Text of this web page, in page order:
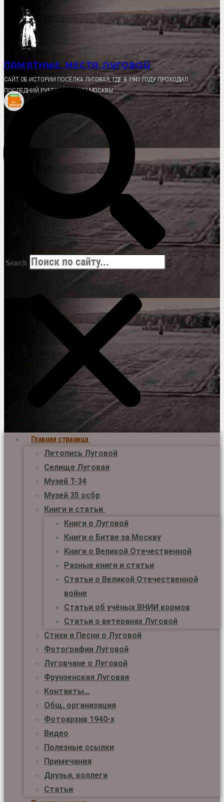
Перейти
содержимому
ПАМЯТНЫЕ МЕСТА ЛУГОВОЙ
CАЙТ ОБ ИСТОРИИ ПОСЁЛКА ЛУГОВАЯ, ГДЕ В 1941 ГОДУ ПРОХОДИЛ
ПОСЛЕДНИЙ РУБЕЖ ОБОРОНЫ МОСКВЫ
Search
Главная страница
Летопись Луговой
Селище Луговая
Музей Т-34
Музей 35 осбр
Книги и статьи
Книги о Луговой
Книги о Битве за Москву
Книги о Великой Отечественной
Разные книги и статьи
Статьи о Великой Отечественной
войне
Статьи об учёных ВНИИ кормов
Статьи о ветеранах Луговой
Стихи и Песни о Луговой
Фотографии Луговой
Луговчане о Луговой
Фрунзенская Луговая
Контакты…
Общ. организация
Фотоархив 1940-х
Видео
Полезные ссылки
Примечания
Друзья, коллеги
Статьи